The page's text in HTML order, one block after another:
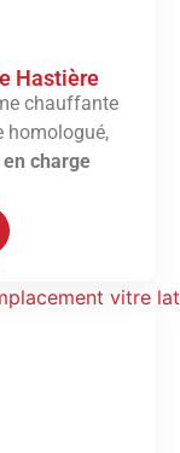
Hastière
chauffante
homologué,
charge